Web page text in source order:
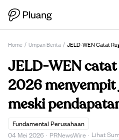
Home / Umpan Berita /
JELD-WEN catat
2026
meski
Fundamental Perusahaan
04 Mei 2026 · PRNewsWire · Lihat